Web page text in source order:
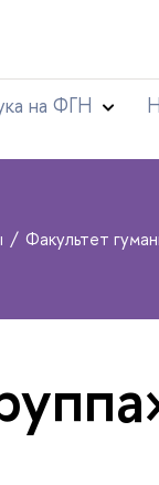
на ФГН
Факультет